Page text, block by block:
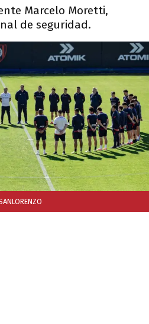
Marcelo Moretti,
de seguridad.